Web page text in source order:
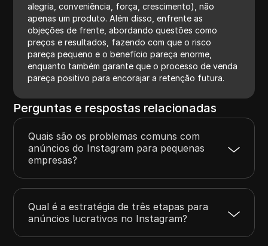
alegria, conveniência, força, crescimento), não
apenas um produto. Além disso, enfrente as
objeções de frente, abordando questões como
preços e resultados, fazendo com que o risco
pareça pequeno e o benefício pareça enorme,
enquanto também garante que o processo de venda
pareça positivo para encorajar a retenção futura.
Perguntas e respostas relacionadas
Quais são os problemas comuns com
anúncios do Instagram para pequenas
empresas?
Qual é a estratégia de três etapas para
anúncios lucrativos no Instagram?